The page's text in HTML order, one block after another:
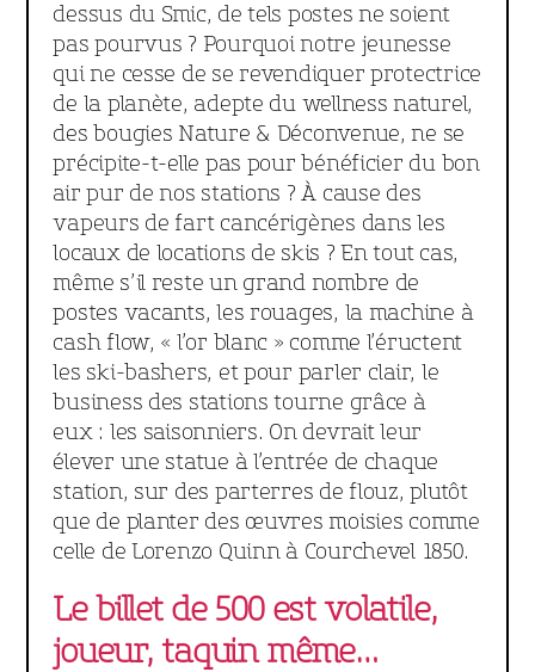
dessus du Smic, de tels postes ne soient
pas pourvus ? Pourquoi notre jeunesse
qui ne cesse de se revendiquer protectrice
de la planète, adepte du wellness naturel,
des bougies Nature & Déconvenue, ne se
précipite-t-elle pas pour bénéficier du bon
air pur de nos stations ? À cause des
vapeurs de fart cancérigènes dans les
locaux de locations de skis ? En tout cas,
même s’il reste un grand nombre de
postes vacants, les rouages, la machine à
cash flow, « l’or blanc » comme l’éructent
les ski-bashers, et pour parler clair, le
business des stations tourne grâce à
eux : les saisonniers. On devrait leur
élever une statue à l’entrée de chaque
station, sur des parterres de flouz, plutôt
que de planter des œuvres moisies comme
celle de Lorenzo Quinn à Courchevel 1850.
Le billet de 500 est volatile,
joueur, taquin même…